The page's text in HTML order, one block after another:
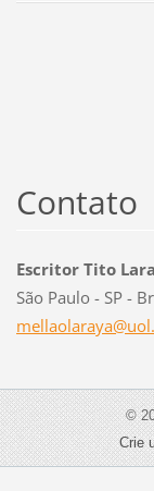
Contato
Escritor Tito
São Paulo - SP -
mellaolaraya@uol
©
Crie